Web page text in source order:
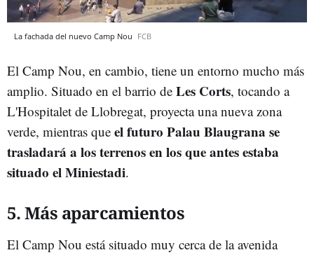
La fachada del nuevo Camp Nou FCB
El Camp Nou, en cambio, tiene un entorno mucho más
amplio. Situado en el barrio de Les Corts, tocando a
L'Hospitalet de Llobregat, proyecta una nueva zona
verde, mientras que el futuro Palau Blaugrana se
trasladará a los terrenos en los que antes estaba
situado el Miniestadi.
5. Más aparcamientos
El Camp Nou está situado muy cerca de la avenida